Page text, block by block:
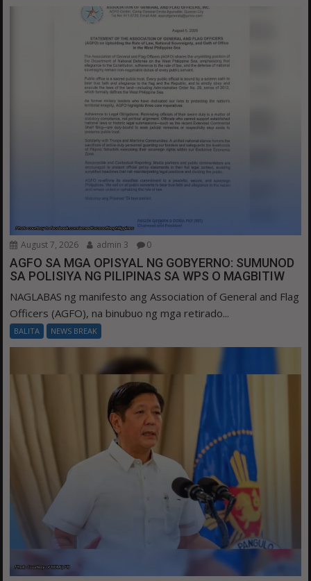
August 7, 2026 admin 3 0
AGFO SA MGA OPISYAL NG GOBYERNO: SUMUNOD
SA POLISIYA NG PILIPINAS SA WPS O MAGBITIW
NAGLABAS ng manifesto ang Association of General and Flag
Officers (AGFO), na binubuo ng mga retirado...
BALITA NEWS BREAK